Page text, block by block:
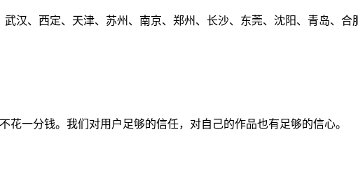
汉、西定、天津、苏州、南京、郑州、长沙、东莞、沈阳、青岛、合
花一分钱。我们对用户足够的信任，对自己的作品也有足够的信心。